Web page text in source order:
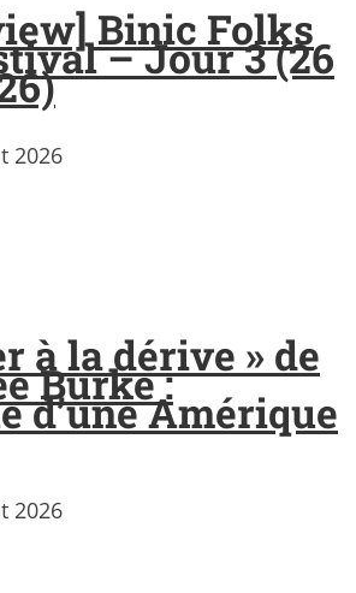
Binic Folks
– Jour 3 (26
2026
à la dérive » de
Burke :
d’une Amérique
2026